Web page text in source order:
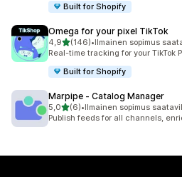
Built for Shopify
Omega for your pixel TikTok
4,9/ 5 tähteä
(146)
146 arvostelua yhteensä
•Ilmainen sopimus
Real-time tracking for your TikTok
Built for Shopify
Marpipe ‑ Catalog Manager
5,0/ 5 tähteä
(6)
6 arvostelua yhteensä
•Ilmainen sopimus
Publish feeds for all channels,